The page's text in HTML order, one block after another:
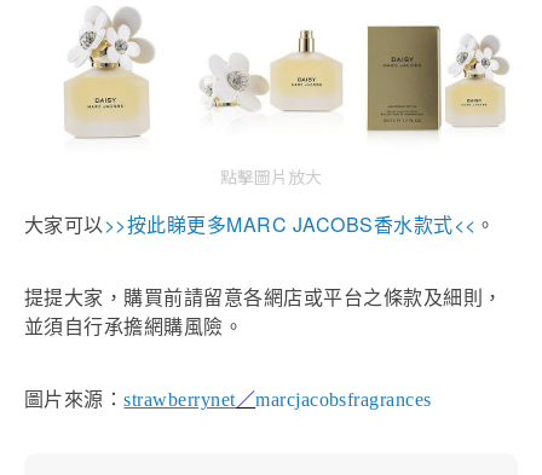
點擊圖片放大
大家可以>>按此睇更多MARC JACOBS香水款式<< 。
提提大家，購買前請留意各網店或平台之條款及細則，
並須自行承擔網購風險。
圖片來源：strawberrynet ／marcjacobsfragrances